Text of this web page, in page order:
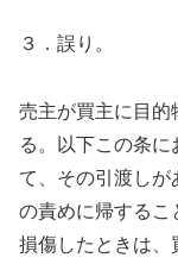
３．誤り。
売主が買主に目的
る。以下この条
て、その引渡し
の責めに帰するこ
損傷したときは、